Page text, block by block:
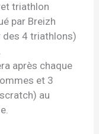
triathlon
par Breizh
des 4 triathlons)
après chaque
et 3
au